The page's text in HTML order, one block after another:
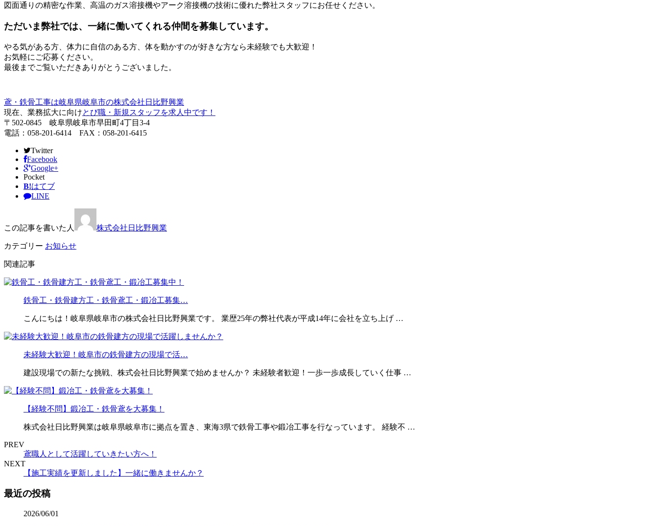
図面通りの精密な作業、高温のガス溶接機やアーク溶接機の技術に優れた弊社スタッフにお任せください。
ただいま弊社では、一緒に働いてくれる仲間を募集しています。
やる気がある方、体力に自信のある方、体を動かすのが好きな方なら未経験でも大歓迎！
お気軽にご応募ください。
最後までご覧いただきありがとうございました。
鳶・鉄骨工事は岐阜県岐阜市の株式会社日比野興業
現在、業務拡大に向けとび職・新規スタッフを求人中です！
〒502-0845 岐阜県岐阜市早田町4丁目3-4
電話：058-201-6414 FAX：058-201-6415
Twitter
Facebook
Google+
Pocket
B!はてブ
LINE
この記事を書いた人 株式会社日比野興業
カテゴリー お知らせ
関連記事
鉄骨工・鉄骨建方工・鉄骨鳶工・鍛冶工募集…
こんにちは！岐阜県岐阜市の株式会社日比野興業です。 業歴25年の弊社代表が平成14年に会社を立ち上げ …
未経験大歓迎！岐阜市の鉄骨建方の現場で活…
建設現場での新たな挑戦、株式会社日比野興業で始めませんか？ 未経験者歓迎！一歩一歩成長していく仕事 …
【経験不問】鍛冶工・鉄骨鳶を大募集！
株式会社日比野興業は岐阜県岐阜市に拠点を置き、東海3県で鉄骨工事や鍛冶工事を行なっています。 経験不 …
PREV
鳶職人として活躍していきたい方へ！
NEXT
【施工実績を更新しました】一緒に働きませんか？
最近の投稿
2026/06/01